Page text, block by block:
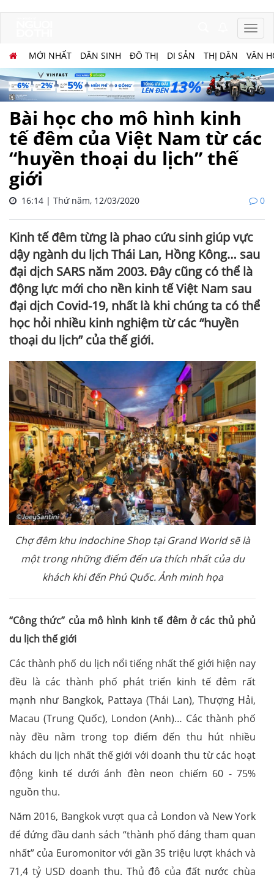
MỚI NHẤT DÂN SINH ĐÔ THỊ DI SẢN THỊ DÂN VĂN
Bài học cho mô hình kinh
tế đêm của Việt Nam từ các
“huyền thoại du lịch” thế
giới
16:14 | Thứ năm, 12/03/2020 0
Kinh tế đêm từng là phao cứu sinh giúp vực
dậy ngành du lịch Thái Lan, Hồng Kông… sau
đại dịch SARS năm 2003. Đây cũng có thể là
động lực mới cho nền kinh tế Việt Nam sau
đại dịch Covid-19, nhất là khi chúng ta có thể
học hỏi nhiều kinh nghiệm từ các “huyền
thoại du lịch” của thế giới.
Chợ đêm khu Indochine Shop tại Grand World sẽ là
một trong những điểm đến ưa thích nhất của du
khách khi đến Phú Quốc.Ảnh minh họa
“Công thức” của mô hình kinh tế đêm ở các thủ phủ
du lịch thế giới
Các thành phố du lịch nổi tiếng nhất thế giới hiện nay
đều là các thành phố phát triển kinh tế đêm rất
mạnh như Bangkok, Pattaya (Thái Lan), Thượng Hải,
Macau (Trung Quốc), London (Anh)… Các thành phố
này đều nằm trong top điểm đến thu hút nhiều
khách du lịch nhất thế giới với doanh thu từ các hoạt
động kinh tế dưới ánh đèn neon chiếm 60 - 75%
nguồn thu.
Năm 2016, Bangkok vượt qua cả London và New York
để đứng đầu danh sách “thành phố đáng tham quan
nhất” của Euromonitor với gần 35 triệu lượt khách và
71,4 tỷ USD doanh thu. Thủ đô của đất nước chùa